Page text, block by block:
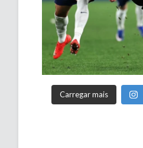
Carregar mais